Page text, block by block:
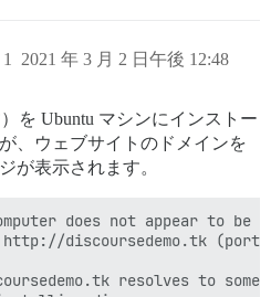
2021 年 3 月 2 日午後 12:48
1
を Ubuntu マシンにインストー
、ウェブサイトのドメインを
が表示されます。
does not appear to
to http://discoursedemo.tk
resolves to